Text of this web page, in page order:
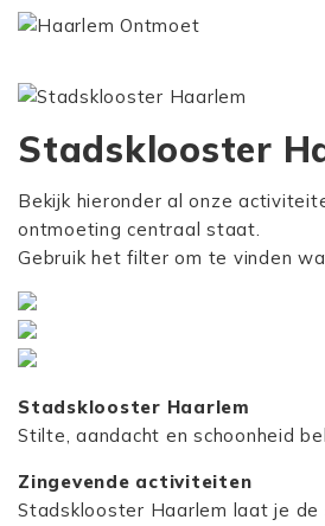
Stadsklooster
Bekijk hieronder al onze
ontmoeting centraal staat.
Gebruik het filter om te vinden
Stadsklooster Haarlem
Stilte, aandacht en schoonheid
Zingevende activiteiten
Stadsklooster Haarlem laat je